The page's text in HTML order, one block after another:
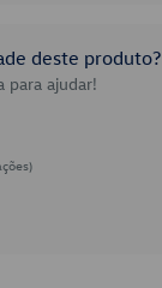
deste produto?
para ajudar!